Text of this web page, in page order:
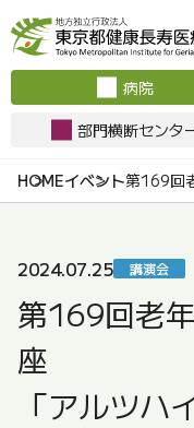
病院
部門横断センタ
イベント第169回
2024.07.25 講演会
第169回老
座
「アルツハ